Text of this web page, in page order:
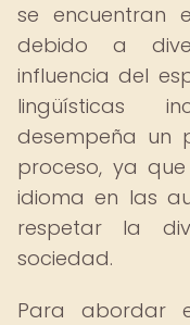
se encuentran
debido a
influencia del
lingüísticas
desempeña un
proceso, ya
idioma en las
respetar la
sociedad.
Para abordar